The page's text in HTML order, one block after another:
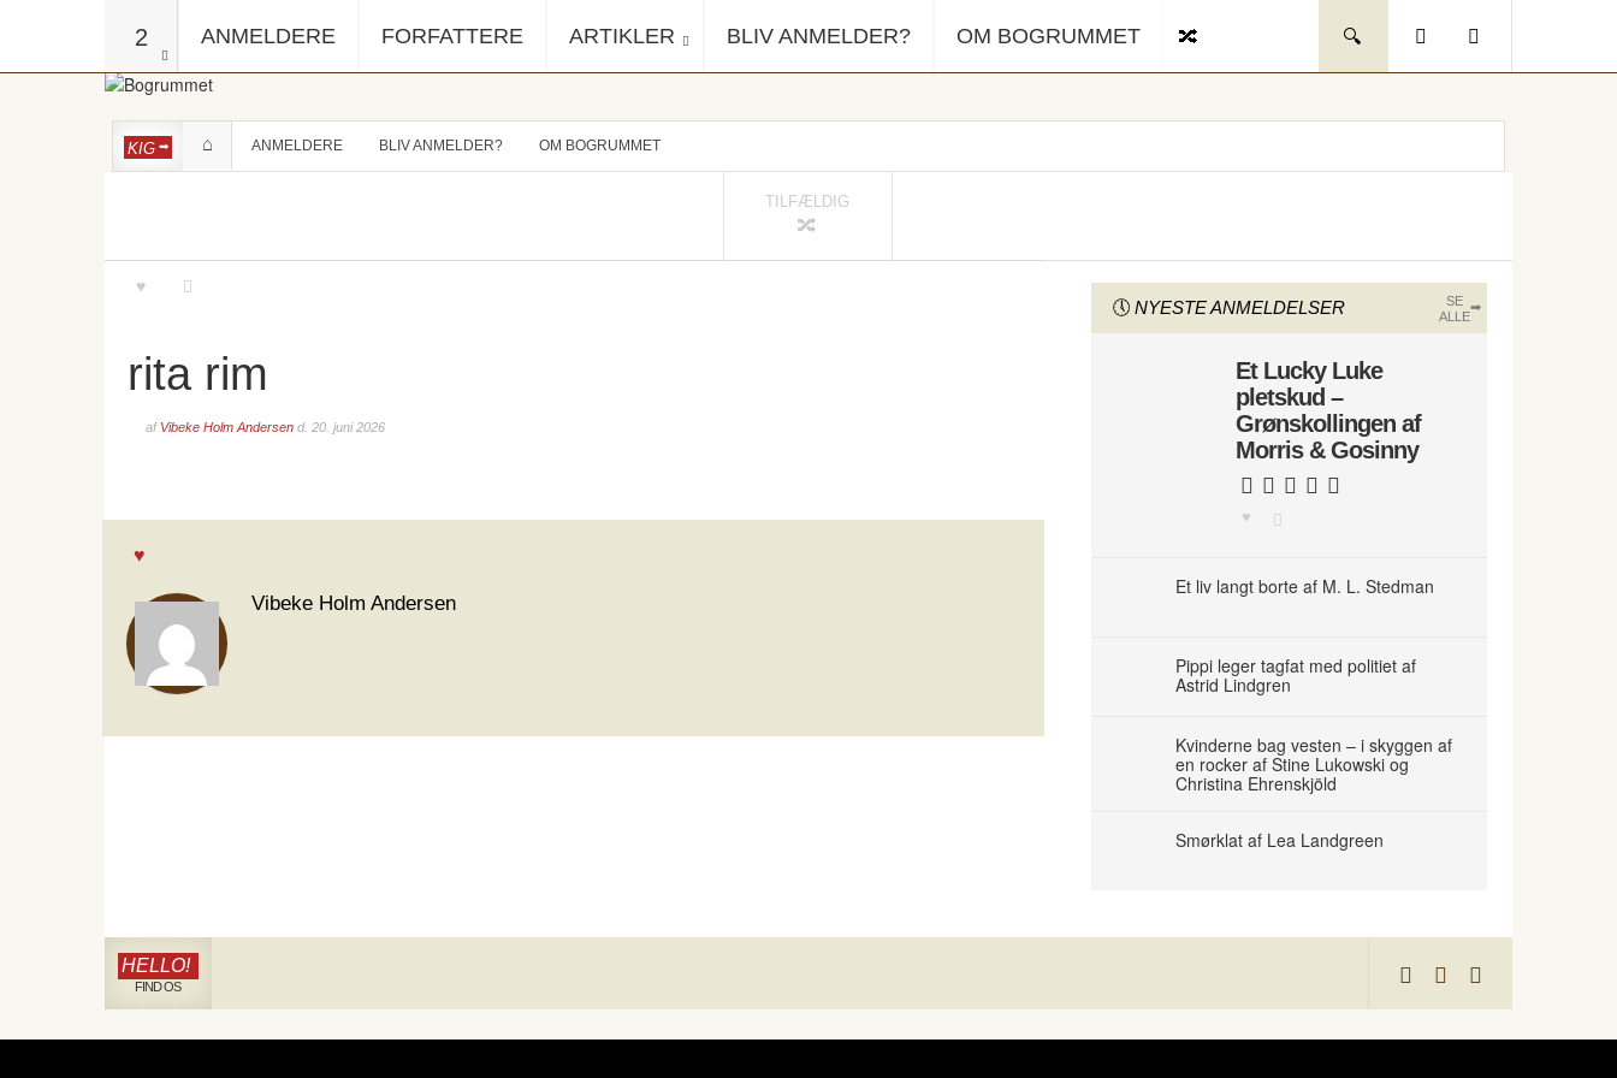
2 ANMELDERE FORFATTERE ARTIKLER BLIV ANMELDER? OM BOGRUMMET
KIG ANMELDERE BLIV ANMELDER? OM BOGRUMMET
TILFÆLDIG
rita rim
af Vibeke Holm Andersen d. 20. juni 2026
Vibeke Holm Andersen
NYESTE ANMELDELSER
SE
ALLE
Et Lucky Luke
pletskud –
Grønskollingen af
Morris & Gosinny
Et liv langt borte af M. L. Stedman
Pippi leger tagfat med politiet af
Astrid Lindgren
Kvinderne bag vesten – i skyggen af
en rocker af Stine Lukowski og
Christina Ehrenskjöld
Smørklat af Lea Landgreen
HELLO!
FIND OS